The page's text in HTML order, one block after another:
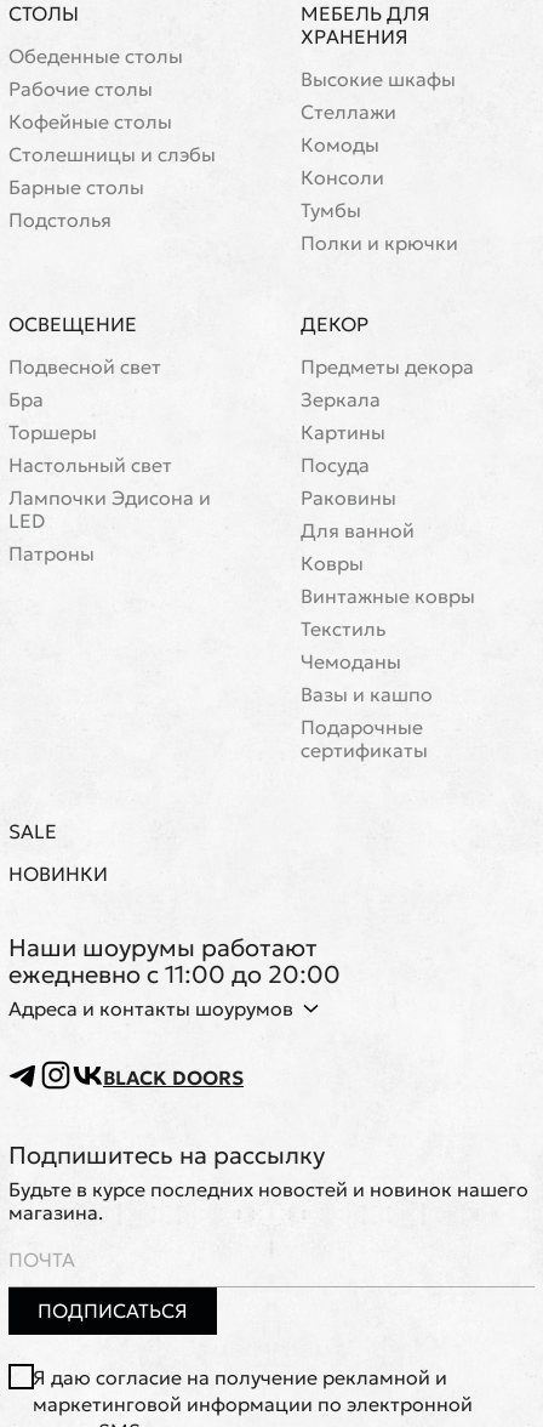
СТОЛЫ
Обеденные столы
Рабочие столы
Кофейные столы
Cтолешницы и слэбы
Барные столы
Подстолья
МЕБЕЛЬ ДЛЯ
ХРАНЕНИЯ
Высокие шкафы
Стеллажи
Комоды
Консоли
Тумбы
Полки и крючки
ОСВЕЩЕНИЕ
Подвесной свет
Бра
Торшеры
Настольный свет
Лампочки Эдисона и
LED
Патроны
ДЕКОР
Предметы декора
Зеркала
Картины
Посуда
Раковины
Для ванной
Ковры
Винтажные ковры
Текстиль
Чемоданы
Вазы и кашпо
Подарочные
сертификаты
SALE
НОВИНКИ
Наши шоурумы работают
ежедневно с 11:00 до 20:00
Адреса и контакты шоурумов
BLACK DOORS
Подпишитесь на рассылку
Будьте в курсе последних новостей и новинок нашего
магазина.
ПОДПИСАТЬСЯ
Я даю согласие на получение рекламной и
маркетинговой информации по электронной